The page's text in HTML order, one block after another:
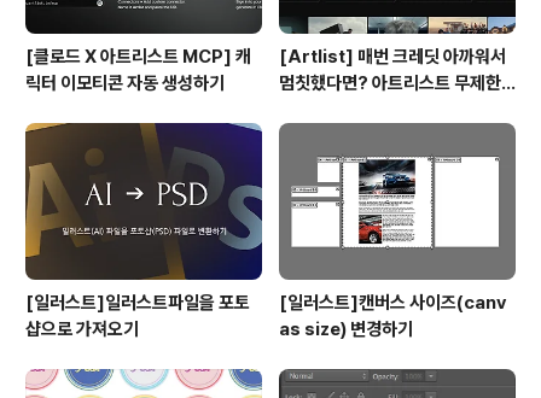
[클로드 X 아트리스트 MCP] 캐
릭터 이모티콘 자동 생성하기
[Artlist] 매번 크레딧 아까워서
멈칫했다면? 아트리스트 무제한
[일러스트]일러스트파일을 포토
샵으로 가져오기
[일러스트]캔버스 사이즈(canv
as size) 변경하기